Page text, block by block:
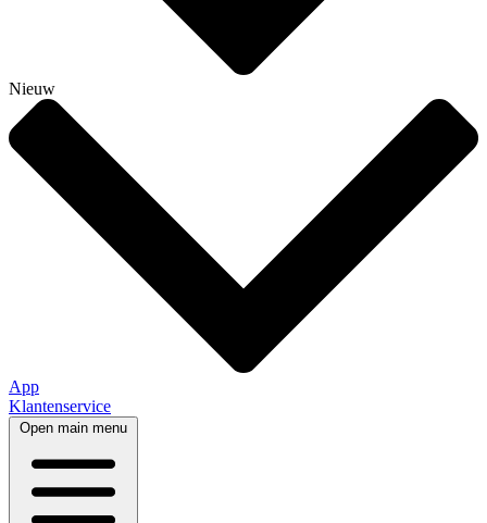
Nieuw
App
Klantenservice
Open main menu